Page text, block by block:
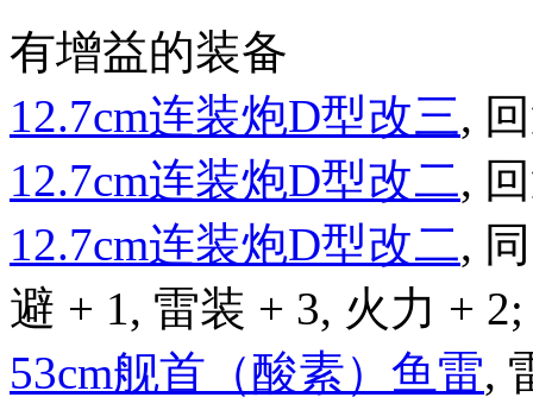
有增益的装备
12.7cm连装炮D型改三,
12.7cm连装炮D型改二,
12.7cm连装炮D型改二,
避 + 1, 雷装 + 3, 火力 + 2;
53cm舰首（酸素）鱼雷,